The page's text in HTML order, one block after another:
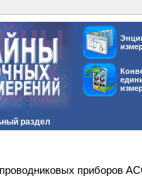
раздел
приборов